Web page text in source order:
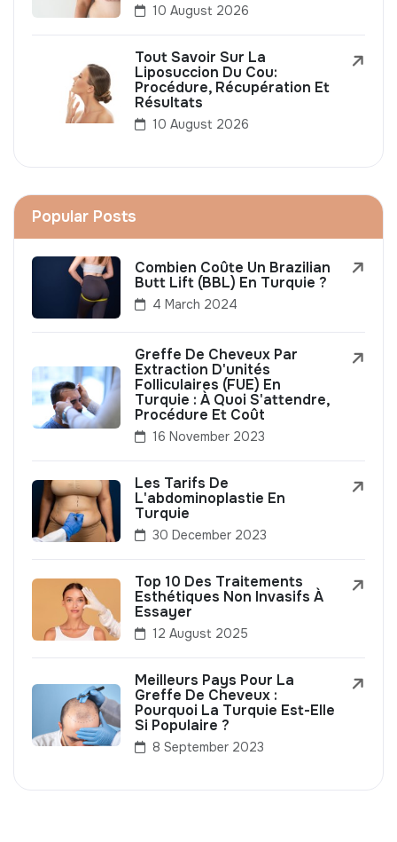
10 August 2026
Tout Savoir Sur La
Liposuccion Du Cou:
Procédure, Récupération Et
Résultats
10 August 2026
Popular Posts
Combien Coûte Un Brazilian
Butt Lift (BBL) En Turquie ?
4 March 2024
Greffe De Cheveux Par
Extraction D'unités
Folliculaires (FUE) En
Turquie : À Quoi S'attendre,
Procédure Et Coût
16 November 2023
Les Tarifs De
L'abdominoplastie En
Turquie
30 December 2023
Top 10 Des Traitements
Esthétiques Non Invasifs À
Essayer
12 August 2025
Meilleurs Pays Pour La
Greffe De Cheveux :
Pourquoi La Turquie Est-Elle
Si Populaire ?
8 September 2023